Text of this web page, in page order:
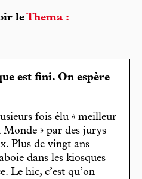
le Thema :
est fini. On espère
fois élu « meilleur
» par des jurys
Plus de vingt ans
dans les kiosques
Le hic, c’est qu’on